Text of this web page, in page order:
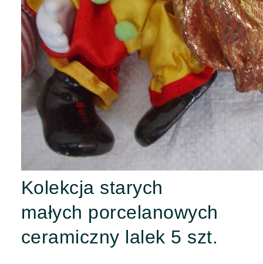
Kolekcja starych
małych porcelanowych
ceramiczny lalek 5 szt.